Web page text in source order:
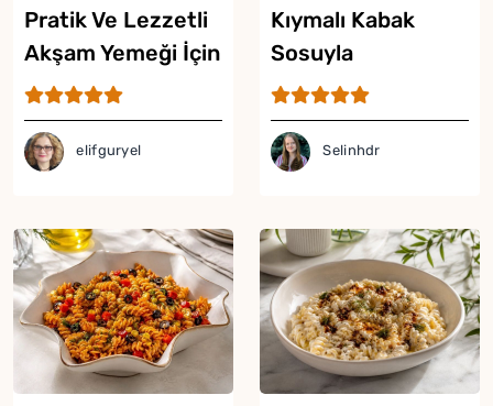
Pratik Ve Lezzetli
Akşam Yemeği İçin
Tek Tavada
Makarna Tarifi
elifguryel
Kıymalı Kabak
Sosuyla
Hazırlanan En
Pratik Makarna
Tarifi
Selinhdr